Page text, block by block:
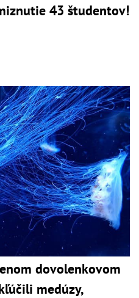
43 študentov!
dovolenkovom
medúzy,